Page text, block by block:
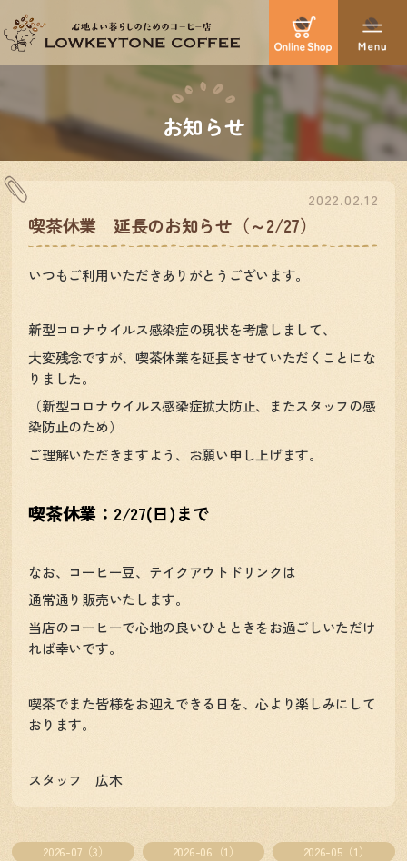
お知らせ
2022.02.12
喫茶休業 延長のお知らせ（～2/27）
いつもご利用いただきありがとうございます。
新型コロナウイルス感染症の現状を考慮しまして、
大変残念ですが、喫茶休業を延長させていただくことにな
りました。
（新型コロナウイルス感染症拡大防止、またスタッフの感
染防止のため）
ご理解いただきますよう、お願い申し上げます。
喫茶休業： 2/27(日)まで
なお、コーヒー豆、テイクアウトドリンクは
通常通り販売いたします。
当店のコーヒーで心地の良いひとときをお過ごしいただけ
れば幸いです。
喫茶でまた皆様をお迎えできる日を、心より楽しみにして
おります。
スタッフ 広木
2026-07（3） 2026-06（1）
2026-05（1）